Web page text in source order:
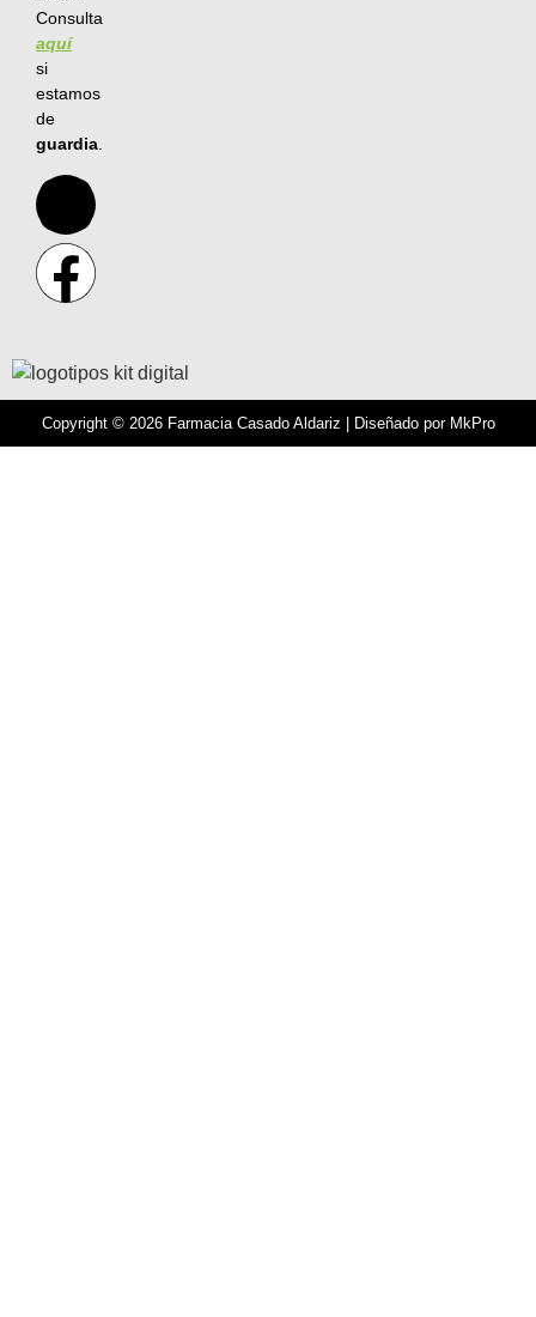
Consulta
aquí
si
estamos
de
guardia.
Copyright © 2026 Farmacia Casado Aldariz | Diseñado por MkPro